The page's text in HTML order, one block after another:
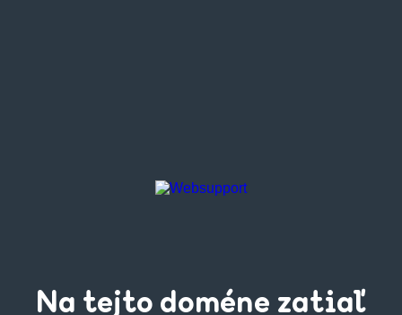
Na tejto doméne zatiaľ